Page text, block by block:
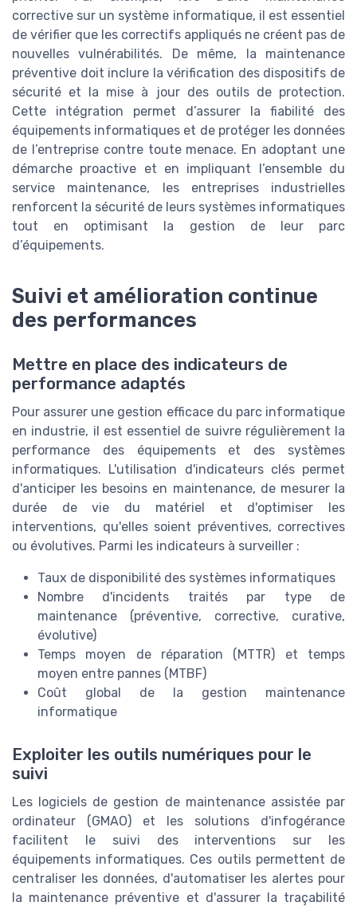
corrective sur un système informatique, il est essentiel
de vérifier que les correctifs appliqués ne créent pas de
nouvelles vulnérabilités. De même, la maintenance
préventive doit inclure la vérification des dispositifs de
sécurité et la mise à jour des outils de protection.
Cette intégration permet d’assurer la fiabilité des
équipements informatiques et de protéger les données
de l’entreprise contre toute menace. En adoptant une
démarche proactive et en impliquant l’ensemble du
service maintenance, les entreprises industrielles
renforcent la sécurité de leurs systèmes informatiques
tout en optimisant la gestion de leur parc
d’équipements.
Suivi et amélioration continue
des performances
Mettre en place des indicateurs de
performance adaptés
Pour assurer une gestion efficace du parc informatique
en industrie, il est essentiel de suivre régulièrement la
performance des équipements et des systèmes
informatiques. L'utilisation d'indicateurs clés permet
d'anticiper les besoins en maintenance, de mesurer la
durée de vie du matériel et d'optimiser les
interventions, qu'elles soient préventives, correctives
ou évolutives. Parmi les indicateurs à surveiller :
Taux de disponibilité des systèmes informatiques
Nombre d'incidents traités par type de
maintenance (préventive, corrective, curative,
évolutive)
Temps moyen de réparation (MTTR) et temps
moyen entre pannes (MTBF)
Coût global de la gestion maintenance
informatique
Exploiter les outils numériques pour le
suivi
Les logiciels de gestion de maintenance assistée par
ordinateur (GMAO) et les solutions d'infogérance
facilitent le suivi des interventions sur les
équipements informatiques. Ces outils permettent de
centraliser les données, d'automatiser les alertes pour
la maintenance préventive et d'assurer la traçabilité